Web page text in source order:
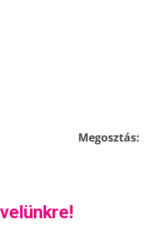
Megosztás: